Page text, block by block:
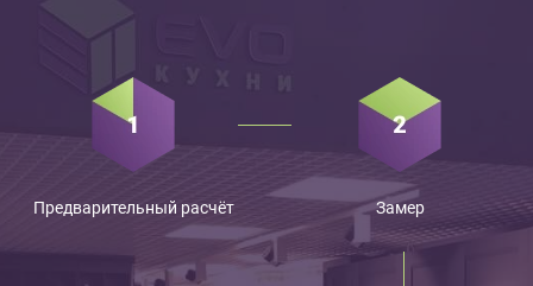
Предварительный расчёт Замер